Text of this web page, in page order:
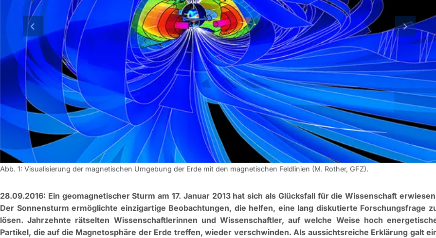
Abb. 1: Visualisierung der magnetischen Umgebung der Erde mit den magnetischen Feldlinien (M. Rother, GFZ).
vorherige Folie nächste
28.09.2016: Ein geomagnetischer Sturm am 17. Januar 2013 hat sich als Glücksfall für die Wissenschaft
Der Sonnensturm ermöglichte einzigartige Beobachtungen, die helfen, eine lang diskutierte Forschungsfrage
lösen. Jahrzehnte rätselten Wissenschaftlerinnen und Wissenschaftler, auf welche Weise hoch
Partikel, die auf die Magnetosphäre der Erde treffen, wieder verschwinden. Als aussichtsreiche Erklärung galt